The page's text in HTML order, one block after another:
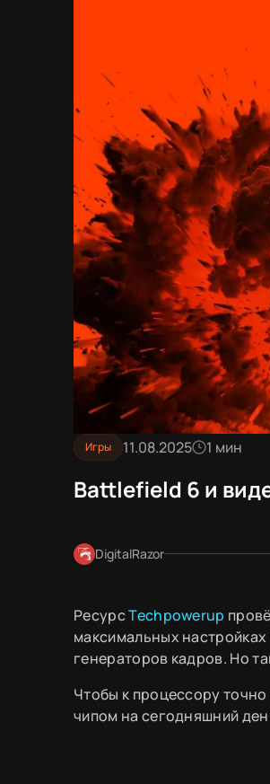
Игры 11.08.2025 1 мин
Battlefield 6 и
DigitalRazor
РесурсTechpowerup
максимальных настройках
генераторов кадров. Но
Чтобы к процессору
чипом на сегодняшний